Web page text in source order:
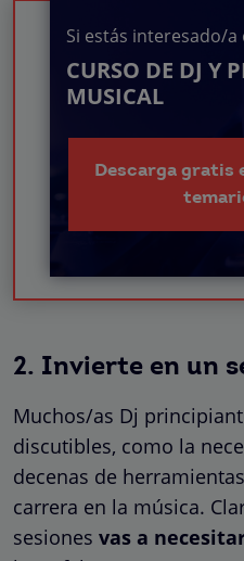
Si estás interesado/a
CURSO DE DJ Y
MUSICAL
Descarga gratis
2. Invierte en un
Muchos/as Dj
discutibles, como la
decenas de
carrera en la música.
sesiones vas a